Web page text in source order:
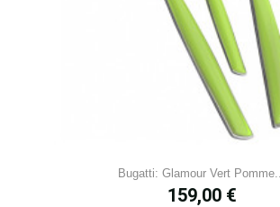
Bugatti: Glamour Vert Pomme...
Prix
159,00 €